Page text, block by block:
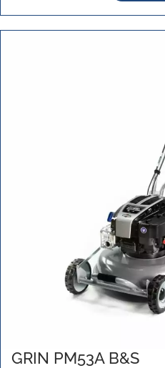
GRIN PM53A B&S